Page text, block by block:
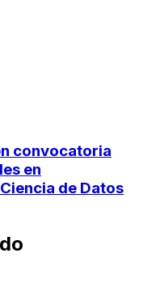
convocatoria
en
de Datos